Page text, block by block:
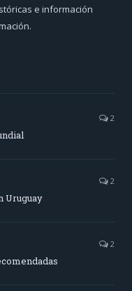
e información
2
2
Uruguay
2